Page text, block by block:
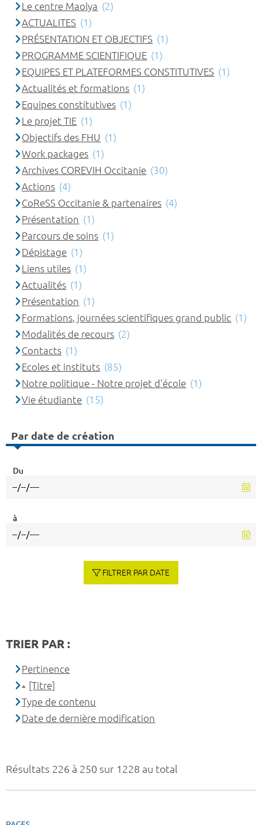
Résultats 226 à 250 sur 1228 au total
Le centre Maolya (2)
ACTUALITES (1)
PRÉSENTATION ET OBJECTIFS (1)
PROGRAMME SCIENTIFIQUE (1)
EQUIPES ET PLATEFORMES CONSTITUTIVES (1)
Actualités et formations (1)
Equipes constitutives (1)
Le projet TIE (1)
Objectifs des FHU (1)
Work packages (1)
Archives COREVIH Occitanie (30)
Actions (4)
CoReSS Occitanie & partenaires (4)
Présentation (1)
Parcours de soins (1)
Dépistage (1)
Liens utiles (1)
Actualités (1)
Présentation (1)
Formations, journées scientifiques grand public (1)
Modalités de recours (2)
Contacts (1)
Ecoles et instituts (85)
Notre politique - Notre projet d'école (1)
Vie étudiante (15)
Par date de création
Du
à
FILTRER PAR DATE
TRIER PAR :
Pertinence
[Titre]
Type de contenu
Date de dernière modification